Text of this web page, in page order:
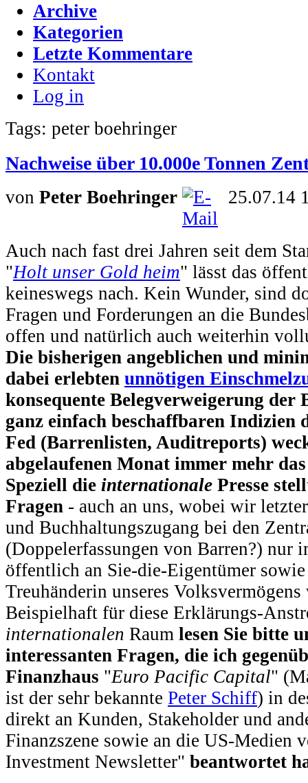
Archive
Kategorien
Letzte Kommentare
Kontakt
Log in
Tags: peter boehringer
Nachweise über 10.000e Tonnen
von Peter Boehringer 25.07.14
Auch nach fast drei Jahren seit dem
"Holt unser Gold heim" lässt das
keineswegs nach. Kein Wunder, sind
Fragen und Forderungen an die
offen und natürlich auch weiterhin
Die bisherigen angeblichen und
dabei erlebten unnötigen
konsequente Belegverweigerung der
ganz einfach beschaffbaren Indizien
Fed (Barrenlisten, Auditreports)
abgelaufenen Monat immer mehr
Speziell die internationale Presse
Fragen - auch an uns, wobei wir
und Buchhaltungszugang bei den
(Doppelerfassungen von Barren?) nur
öffentlich an Sie-die-Eigentümer
Treuhänderin unseres
Beispielhaft für diese Erklärungs-
internationalen Raum lesen Sie bitte
interessanten Fragen, die ich
Finanzhaus "Euro Pacific Capital"
ist der sehr bekannte Peter Schiff) in
direkt an Kunden, Stakeholder und
Finanzszene sowie an die US-Medien
Investment Newsletter" beantwortet